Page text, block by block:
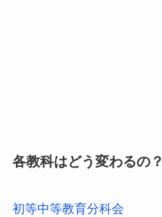
各教科はどう変わるの？
初等中等教育分科会